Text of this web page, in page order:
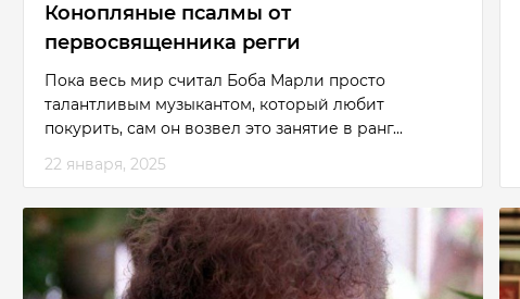
Конопляные псалмы от
первосвященника регги
Пока весь мир считал Боба Марли просто
талантливым музыкантом, который любит
покурить, сам он возвел это занятие в ранг...
22 января, 2025